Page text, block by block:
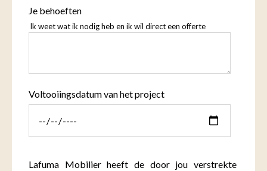
Je behoeften
Ik weet wat ik nodig heb en ik wil direct een offerte
Voltooiingsdatum van het project
Lafuma Mobilier heeft de door jou verstrekte